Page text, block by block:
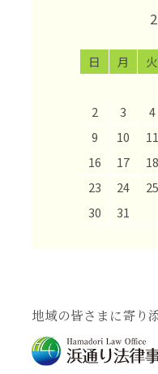
日 月 火
2
3 4
9
10 11
16
17 18
23
24 25
30
31
地域の皆さまに寄り